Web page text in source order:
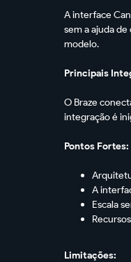
A interface
sem a ajuda
modelo.
Principais
O Braze
integração é
Pontos Fortes:
A
Escala
Limitações: